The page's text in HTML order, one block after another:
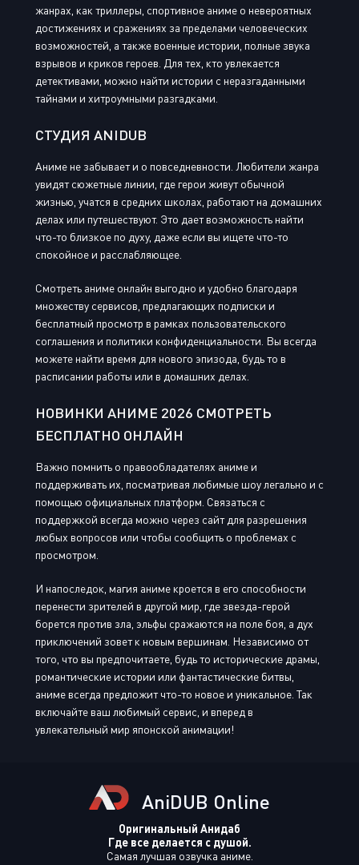
жанрах, как триллеры, спортивное аниме о невероятных
достижениях и сражениях за пределами человеческих
возможностей, а также военные истории, полные звука
взрывов и криков героев. Для тех, кто увлекается
детективами, можно найти истории с неразгаданными
тайнами и хитроумными разгадками.
СТУДИЯ ANIDUB
Аниме не забывает и о повседневности. Любители жанра
увидят сюжетные линии, где герои живут обычной
жизнью, учатся в средних школах, работают на домашних
делах или путешествуют. Это дает возможность найти
что-то близкое по духу, даже если вы ищете что-то
спокойное и расслабляющее.
Смотреть аниме онлайн выгодно и удобно благодаря
множеству сервисов, предлагающих подписки и
бесплатный просмотр в рамках пользовательского
соглашения и политики конфиденциальности. Вы всегда
можете найти время для нового эпизода, будь то в
расписании работы или в домашних делах.
НОВИНКИ АНИМЕ 2026 СМОТРЕТЬ
БЕСПЛАТНО ОНЛАЙН
Важно помнить о правообладателях аниме и
поддерживать их, посматривая любимые шоу легально и с
помощью официальных платформ. Связаться с
поддержкой всегда можно через сайт для разрешения
любых вопросов или чтобы сообщить о проблемах с
просмотром.
И напоследок, магия аниме кроется в его способности
перенести зрителей в другой мир, где звезда-герой
борется против зла, эльфы сражаются на поле боя, а дух
приключений зовет к новым вершинам. Независимо от
того, что вы предпочитаете, будь то исторические драмы,
романтические истории или фантастические битвы,
аниме всегда предложит что-то новое и уникальное. Так
включайте ваш любимый сервис, и вперед в
увлекательный мир японской анимации!
AniDUB Online
Оригинальный Анидаб
Где все делается с душой.
Самая лучшая озвучка аниме.